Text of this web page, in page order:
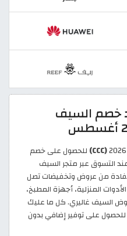
خصم السيف
(CCC)
للحصول على خصم
عند التسوق عبر متجر السيف
من عروض وتخفيضات تصل
المنزلية، أجهزة المطبخ،
السيف غاليري. كل ما عليك
للحصول على توفير إضافي بدون